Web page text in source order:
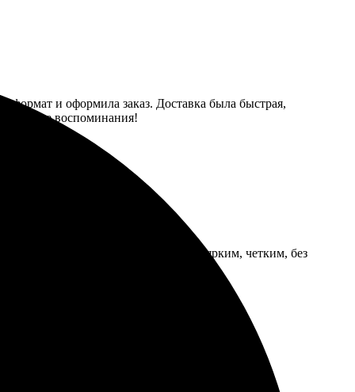
формат и оформила заказ. Доставка была быстрая,
воспоминания!
и он меня удивил. Фото получилось ярким, четким, без